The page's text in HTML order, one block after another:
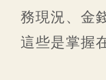
務現況、金
這些是掌握